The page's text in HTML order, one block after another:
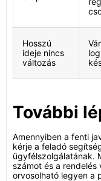
Hosszú
ideje nincs
változás
További
Amennyiben a fenti
kérje a feladó
ügyfélszolgálatának.
számot és a
orvosolható legyen a